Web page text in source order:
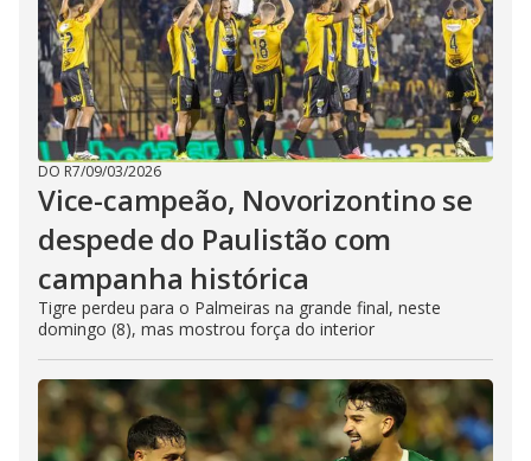
DO R7/09/03/2026
Vice-campeão, Novorizontino se
despede do Paulistão com
campanha histórica
Tigre perdeu para o Palmeiras na grande final, neste
domingo (8), mas mostrou força do interior